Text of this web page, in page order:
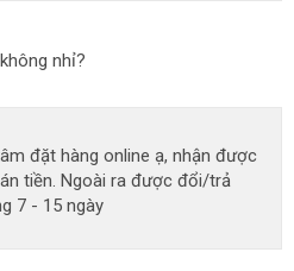
nhỉ?
đặt hàng online ạ, nhận được
tiền. Ngoài ra được đổi/trả
7 - 15 ngày